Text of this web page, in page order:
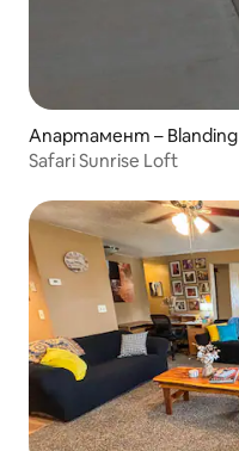
Апартамент – Blanding
Safari Sunrise Loft